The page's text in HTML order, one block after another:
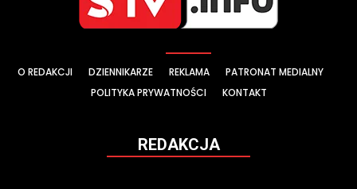
O REDAKCJI DZIENNIKARZE REKLAMA
PATRONAT MEDIALNY
POLITYKA PRYWATNOŚCI
KONTAKT
REDAKCJA